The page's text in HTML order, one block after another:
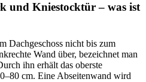
und Kniestocktür – was ist
Dachgeschoss nicht bis zum
Wand über, bezeichnet man
ihn erhält das oberste
cm. Eine Abseitenwand wird